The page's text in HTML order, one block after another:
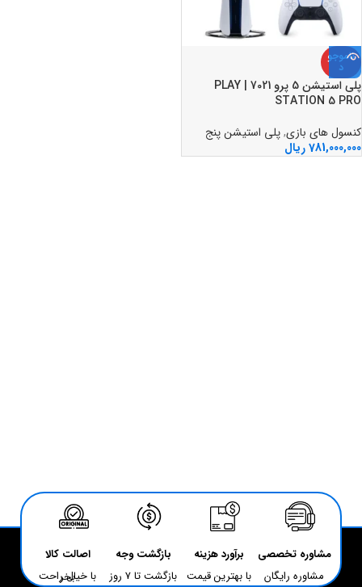
ناموجو
د
پلی استیشن 5 پرو 7021 | PLAY
STATION 5 PRO
کنسول های بازی,پلی استیشن پنج
781,000,000ریال
مشاوره تخصصی
مشاوره رایگان
برآورد هزینه
با بهترین قیمت
بازگشت وجه
بازگشت تا 7 روز
اصالت کالا
با خیال راحت بخر